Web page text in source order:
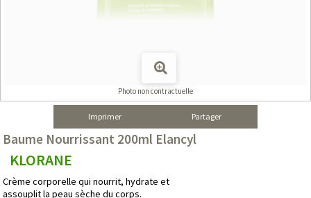
Photo non contractuelle
Imprimer Partager
Baume Nourrissant 200ml Elancyl
KLORANE
Crème corporelle qui nourrit, hydrate et
assouplit la peau sèche du corps.